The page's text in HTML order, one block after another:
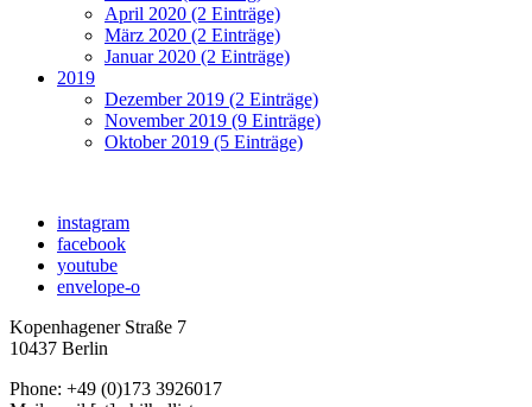
April 2020 (2 Einträge)
März 2020 (2 Einträge)
Januar 2020 (2 Einträge)
2019
Dezember 2019 (2 Einträge)
November 2019 (9 Einträge)
Oktober 2019 (5 Einträge)
instagram
facebook
youtube
envelope-o
Kopenhagener Straße 7
10437 Berlin
Phone: +49 (0)173 3926017